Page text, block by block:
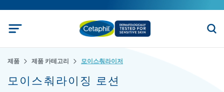
제품 제품 카테고리 모이스춰라이저
모이스춰라이징 로션